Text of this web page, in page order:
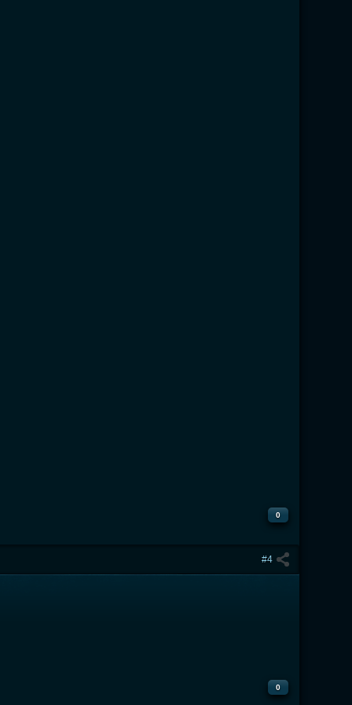
0
#4
0